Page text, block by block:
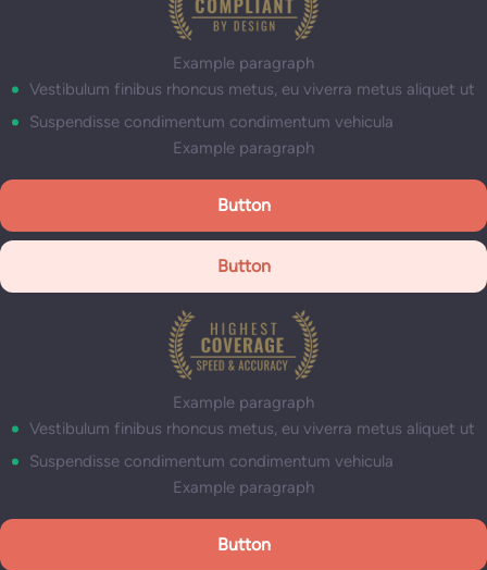
Example paragraph
Vestibulum finibus rhoncus metus, eu viverra metus aliquet ut
Suspendisse condimentum condimentum vehicula
Example paragraph
Button
Button
Example paragraph
Vestibulum finibus rhoncus metus, eu viverra metus aliquet ut
Suspendisse condimentum condimentum vehicula
Example paragraph
Button